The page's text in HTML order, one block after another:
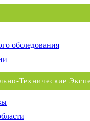
обследования
Технические